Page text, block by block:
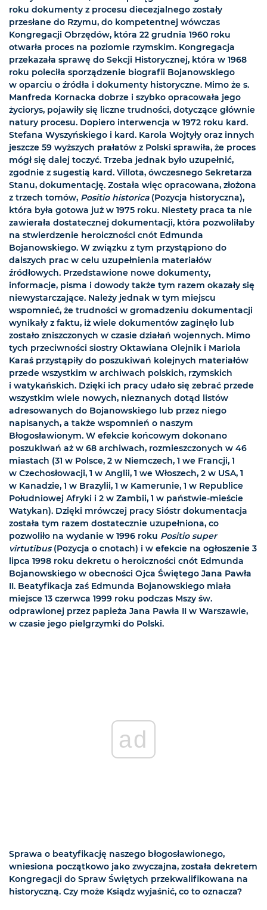
roku dokumenty z procesu diecezjalnego zostały
przesłane do Rzymu, do kompetentnej wówczas
Kongregacji Obrzędów, która 22 grudnia 1960 roku
otwarła proces na poziomie rzymskim. Kongregacja
przekazała sprawę do Sekcji Historycznej, która w 1968
roku poleciła sporządzenie biografii Bojanowskiego
w oparciu o źródła i dokumenty historyczne. Mimo że s.
Manfreda Kornacka dobrze i szybko opracowała jego
życiorys, pojawiły się liczne trudności, dotyczące głównie
natury procesu. Dopiero interwencja w 1972 roku kard.
Stefana Wyszyńskiego i kard. Karola Wojtyły oraz innych
jeszcze 59 wyższych prałatów z Polski sprawiła, że proces
mógł się dalej toczyć. Trzeba jednak było uzupełnić,
zgodnie z sugestią kard. Villota, ówczesnego Sekretarza
Stanu, dokumentację. Została więc opracowana, złożona
z trzech tomów, Positio historica (Pozycja historyczna),
która była gotowa już w 1975 roku. Niestety praca ta nie
zawierała dostatecznej dokumentacji, która pozwoliłaby
na stwierdzenie heroiczności cnót Edmunda
Bojanowskiego. W związku z tym przystąpiono do
dalszych prac w celu uzupełnienia materiałów
źródłowych. Przedstawione nowe dokumenty,
informacje, pisma i dowody także tym razem okazały się
niewystarczające. Należy jednak w tym miejscu
wspomnieć, że trudności w gromadzeniu dokumentacji
wynikały z faktu, iż wiele dokumentów zaginęło lub
zostało zniszczonych w czasie działań wojennych. Mimo
tych przeciwności siostry Oktawiana Olejnik i Mariola
Karaś przystąpiły do poszukiwań kolejnych materiałów
przede wszystkim w archiwach polskich, rzymskich
i watykańskich. Dzięki ich pracy udało się zebrać przede
wszystkim wiele nowych, nieznanych dotąd listów
adresowanych do Bojanowskiego lub przez niego
napisanych, a także wspomnień o naszym
Błogosławionym. W efekcie końcowym dokonano
poszukiwań aż w 68 archiwach, rozmieszczonych w 46
miastach (31 w Polsce, 2 w Niemczech, 1 we Francji, 1
w Czechosłowacji, 1 w Anglii, 1 we Włoszech, 2 w USA, 1
w Kanadzie, 1 w Brazylii, 1 w Kamerunie, 1 w Republice
Południowej Afryki i 2 w Zambii, 1 w państwie-mieście
Watykan). Dzięki mrówczej pracy Sióstr dokumentacja
została tym razem dostatecznie uzupełniona, co
pozwoliło na wydanie w 1996 roku Positio super
virtutibus(Pozycja o cnotach) i w efekcie na ogłoszenie 3
lipca 1998 roku dekretu o heroiczności cnót Edmunda
Bojanowskiego w obecności Ojca Świętego Jana Pawła
II. Beatyfikacja zaś Edmunda Bojanowskiego miała
miejsce 13 czerwca 1999 roku podczas Mszy św.
odprawionej przez papieża Jana Pawła II w Warszawie,
w czasie jego pielgrzymki do Polski.
ad
Sprawa o beatyfikację naszego błogosławionego,
wniesiona początkowo jako zwyczajna, została dekretem
Kongregacji do Spraw Świętych przekwalifikowana na
historyczną. Czy może Ksiądz wyjaśnić, co to oznacza?